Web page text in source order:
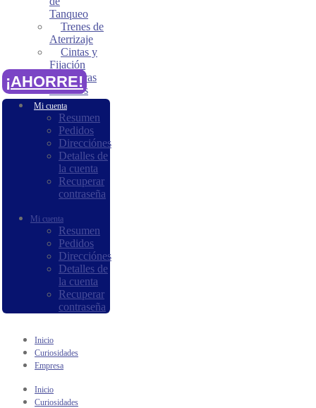
Tanqueo
Trenes de
Aterrizaje
Cintas y
Fijación
Mejoras
Modelos
¡AHORRE!
Mi cuenta
Resumen
Pedidos
Direcciónes
Detalles de
la cuenta
Recuperar
contraseña
Mi cuenta
Resumen
Pedidos
Direcciónes
Detalles de
la cuenta
Recuperar
contraseña
Inicio
Curiosidades
Empresa
Inicio
Curiosidades